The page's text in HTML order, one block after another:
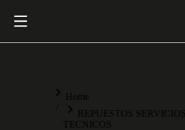
You are here:
Home
REPUESTOS SERVICIOS
TECNICOS